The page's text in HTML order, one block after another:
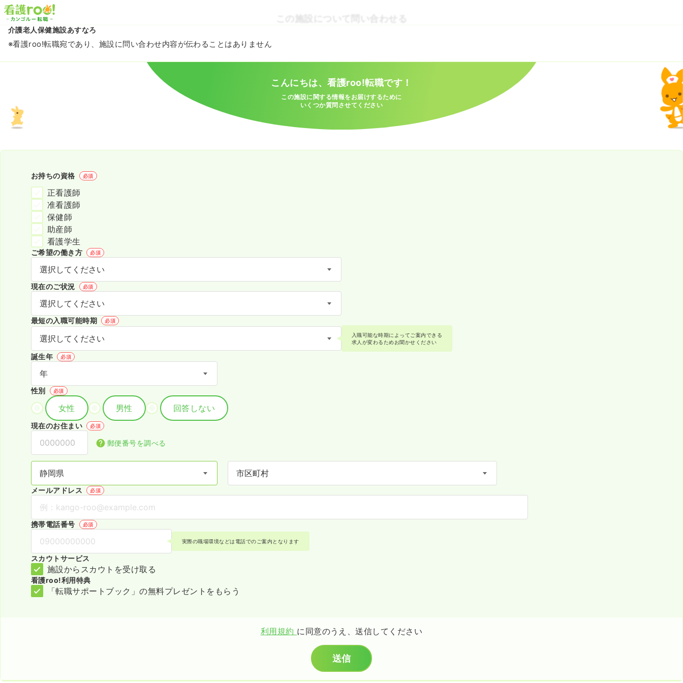
この施設について問い合わせる
介護老人保健施設あすなろ
※看護roo!転職宛であり、施設に問い合わせ内容が伝わることはありません
こんにちは、看護roo!転職です！
この施設に関する情報をお届けするために
いくつか質問させてください
お持ちの資格 必須
正看護師
准看護師
保健師
助産師
看護学生
ご希望の働き方 必須
現在のご状況 必須
最短の入職可能時期 必須
入職可能な時期によってご案内できる
求人が変わるためお聞かせください
誕生年 必須
性別 必須
女性 男性 回答しない
現在のお住まい 必須
郵便番号を調べる
メールアドレス 必須
携帯電話番号 必須
実際の職場環境などは電話でのご案内となります
スカウトサービス
施設からスカウトを受け取る
看護roo!利用特典
「転職サポートブック」の無料プレゼントをもらう
利用規約 に同意のうえ、送信してください
送信